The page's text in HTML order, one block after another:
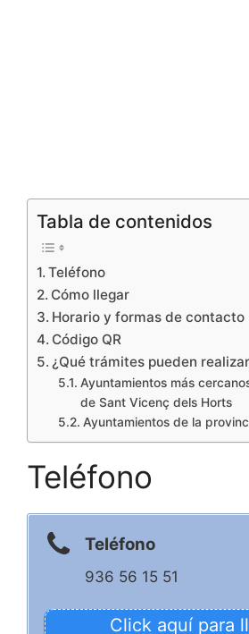
Tabla de contenidos
Teléfono
Cómo llegar
Horario y formas de contacto
Código QR
¿Qué trámites pueden
Ayuntamientos más
de Sant Vicenç dels Horts
Ayuntamientos de la
Teléfono
Teléfono
936 56 15 51
Click aquí para